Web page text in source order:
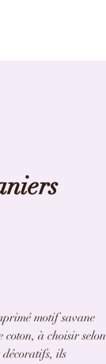
motif savane
coton, à choisir selon
décoratifs, ils